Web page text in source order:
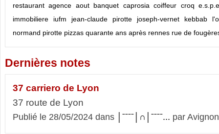
restaurant agence aout banquet caprosia coiffeur croq
immobiliere
iufm jean-claude pirotte joseph-vernet kebbab
normand pirotte pizzas quarante ans après rennes rue de
Dernières notes
37 carriero de Lyon
37 route de Lyon
Publié le 28/05/2024 dans │ˉˉˉˉ│∩│ˉˉˉˉ... par